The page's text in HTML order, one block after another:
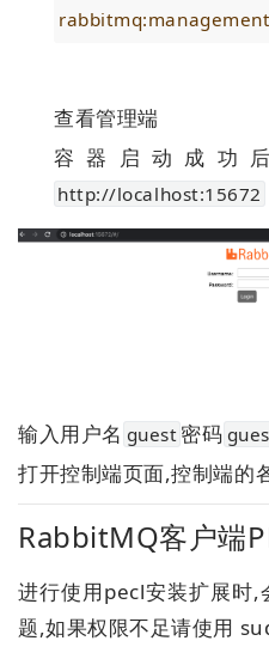
rabbitmq:management
查看管理端
容器启动成功
http://localhost:15672
输入用户名 guest 密码
打开控制端页面,控制端的
RabbitMQ客户端
进行使用pecl安装扩展时,
题,如果权限不足请使用